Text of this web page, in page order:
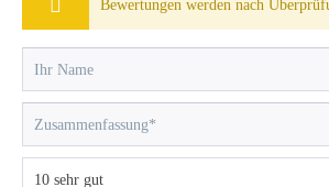
Bewertungen werden nach